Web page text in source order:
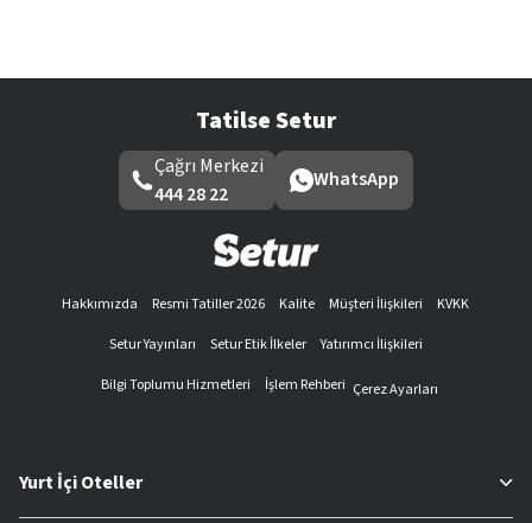
Tatilse Setur
Çağrı Merkezi
444 28 22
WhatsApp
Hakkımızda Resmi Tatiller 2026 Kalite Müşteri İlişkileri
KVKK
Setur Yayınları
Setur Etik İlkeler
Yatırımcı İlişkileri
Bilgi Toplumu Hizmetleri
İşlem Rehberi Çerez Ayarları
Yurt İçi Oteller